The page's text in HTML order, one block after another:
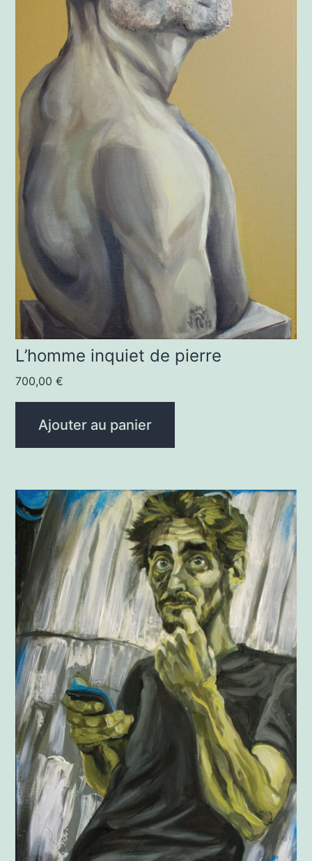
L’homme inquiet de pierre
700,00€
Ajouter au panier